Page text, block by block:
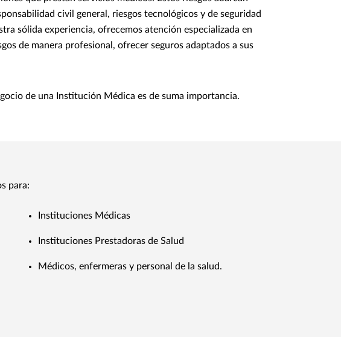
civil general, riesgos tecnológicos y de seguridad
sólida experiencia, ofrecemos atención especializada en
de manera profesional, ofrecer seguros adaptados a sus
de una Institución Médica es de suma importancia.
para:
Instituciones Médicas
Instituciones Prestadoras de Salud
Médicos, enfermeras y personal de la salud.